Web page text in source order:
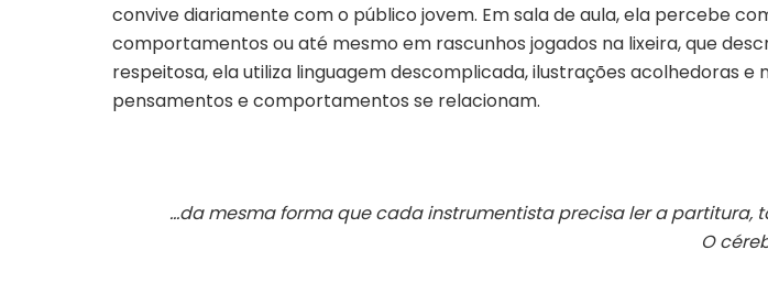
convive diariamente com o público jovem. Em sala de aula, ela percebe
comportamentos ou até mesmo em rascunhos jogados na lixeira, que
respeitosa, ela utiliza linguagem descomplicada, ilustrações acolhedoras
pensamentos e comportamentos se relacionam.
…da mesma forma que cada instrumentista precisa ler a partitura,
O